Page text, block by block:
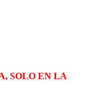
SOLO EN LA